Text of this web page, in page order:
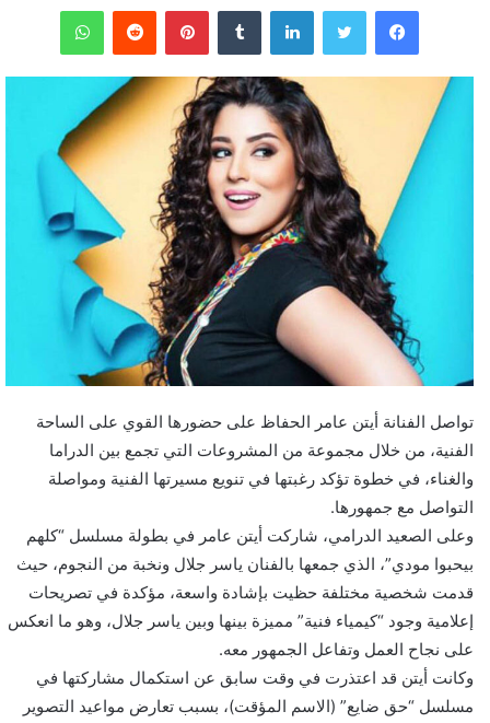
فيسبوك تويتر لينكدإن بينتيريست واتساب
تواصل الفنانة أيتن عامر الحفاظ على حضورها القوي على الساحة
الفنية، من خلال مجموعة من المشروعات التي تجمع بين الدراما
والغناء، في خطوة تؤكد رغبتها في تنويع مسيرتها الفنية ومواصلة
التواصل مع جمهورها.
وعلى الصعيد الدرامي، شاركت أيتن عامر في بطولة مسلسل “كلهم
بيحبوا مودي”، الذي جمعها بالفنان ياسر جلال ونخبة من النجوم، حيث
قدمت شخصية مختلفة حظيت بإشادة واسعة، مؤكدة في تصريحات
إعلامية وجود “كيمياء فنية” مميزة بينها وبين ياسر جلال، وهو ما انعكس
على نجاح العمل وتفاعل الجمهور معه.
وكانت أيتن قد اعتذرت في وقت سابق عن استكمال مشاركتها في
مسلسل “حق ضايع” (الاسم المؤقت)، بسبب تعارض مواعيد التصوير